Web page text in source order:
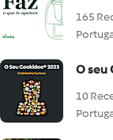
165
O
10